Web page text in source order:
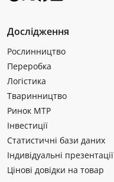
Дослідження
Рослинництво
Переробка
Логістика
Тваринництво
Ринок МТР
Інвестиції
Статистичні бази даних
Індивідуальні презентації
Цінові довідки на товар